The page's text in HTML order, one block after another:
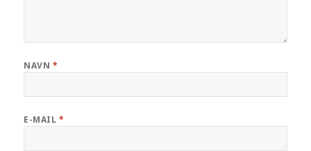
NAVN *
E-MAIL *